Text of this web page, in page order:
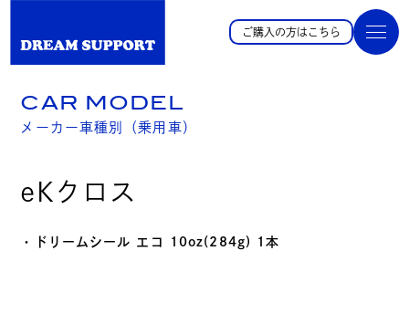
ご購入の方はこちら
CAR MODEL
メーカー車種別（乗用車）
eKクロス
・ドリームシール エコ 10oz(284g) 1本